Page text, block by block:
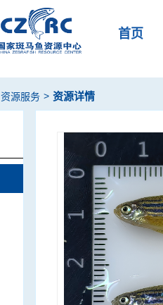
首页
资源服务 > 资源详情